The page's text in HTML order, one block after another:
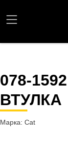
078-1592
ВТУЛКА
Марка: Cat